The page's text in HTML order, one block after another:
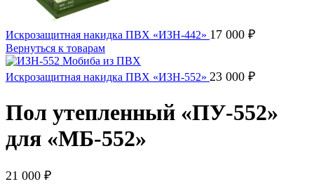
Искрозащитная накидка ПВХ «ИЗН-442» 17 000 ₽
Вернуться к товарам
Искрозащитная накидка ПВХ «ИЗН-552» 23 000 ₽
Пол утепленный «ПУ-552»
для «МБ-552»
21 000 ₽